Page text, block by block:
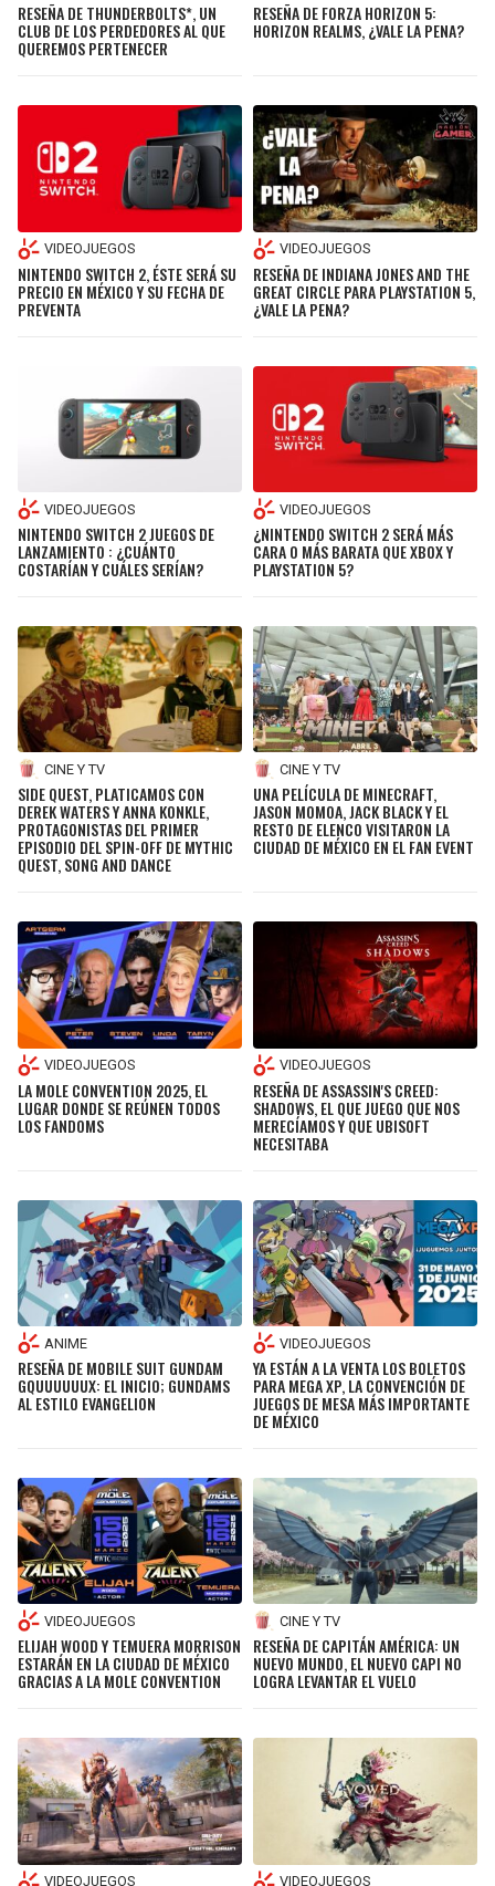
RESEÑA DE THUNDERBOLTS*, UN
CLUB DE LOS PERDEDORES AL QUE
QUEREMOS PERTENECER
RESEÑA DE FORZA HORIZON 5:
HORIZON REALMS, ¿VALE LA PENA?
VIDEOJUEGOS
NINTENDO SWITCH 2, ÉSTE SERÁ SU
PRECIO EN MÉXICO Y SU FECHA DE
PREVENTA
VIDEOJUEGOS
RESEÑA DE INDIANA JONES AND THE
GREAT CIRCLE PARA PLAYSTATION 5,
¿VALE LA PENA?
VIDEOJUEGOS
NINTENDO SWITCH 2 JUEGOS DE
LANZAMIENTO : ¿CUÁNTO
COSTARÍAN Y CUÁLES SERÍAN?
VIDEOJUEGOS
¿NINTENDO SWITCH 2 SERÁ MÁS
CARA O MÁS BARATA QUE XBOX Y
PLAYSTATION 5?
CINE Y TV
SIDE QUEST, PLATICAMOS CON
DEREK WATERS Y ANNA KONKLE,
PROTAGONISTAS DEL PRIMER
EPISODIO DEL SPIN-OFF DE MYTHIC
QUEST, SONG AND DANCE
CINE Y TV
UNA PELÍCULA DE MINECRAFT,
JASON MOMOA, JACK BLACK Y EL
RESTO DE ELENCO VISITARON LA
CIUDAD DE MÉXICO EN EL FAN EVENT
VIDEOJUEGOS
LA MOLE CONVENTION 2025, EL
LUGAR DONDE SE REÚNEN TODOS
LOS FANDOMS
VIDEOJUEGOS
RESEÑA DE ASSASSIN'S CREED:
SHADOWS, EL QUE JUEGO QUE NOS
MERECÍAMOS Y QUE UBISOFT
NECESITABA
ANIME
RESEÑA DE MOBILE SUIT GUNDAM
GQUUUUUUX: EL INICIO; GUNDAMS
AL ESTILO EVANGELION
VIDEOJUEGOS
YA ESTÁN A LA VENTA LOS BOLETOS
PARA MEGA XP, LA CONVENCIÓN DE
JUEGOS DE MESA MÁS IMPORTANTE
DE MÉXICO
VIDEOJUEGOS
ELIJAH WOOD Y TEMUERA MORRISON
ESTARÁN EN LA CIUDAD DE MÉXICO
GRACIAS A LA MOLE CONVENTION
CINE Y TV
RESEÑA DE CAPITÁN AMÉRICA: UN
NUEVO MUNDO, EL NUEVO CAPI NO
LOGRA LEVANTAR EL VUELO
VIDEOJUEGOS VIDEOJUEGOS